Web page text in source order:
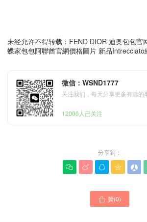
未经允许不得转载： FEND DIOR 迪奥包包官
蝶家包包阿聯酋官網價格圖片 新品
微信：WSND1777
关注我们，每天分享更多有趣的
12000人已关注
分享到：
    
 贊(0)